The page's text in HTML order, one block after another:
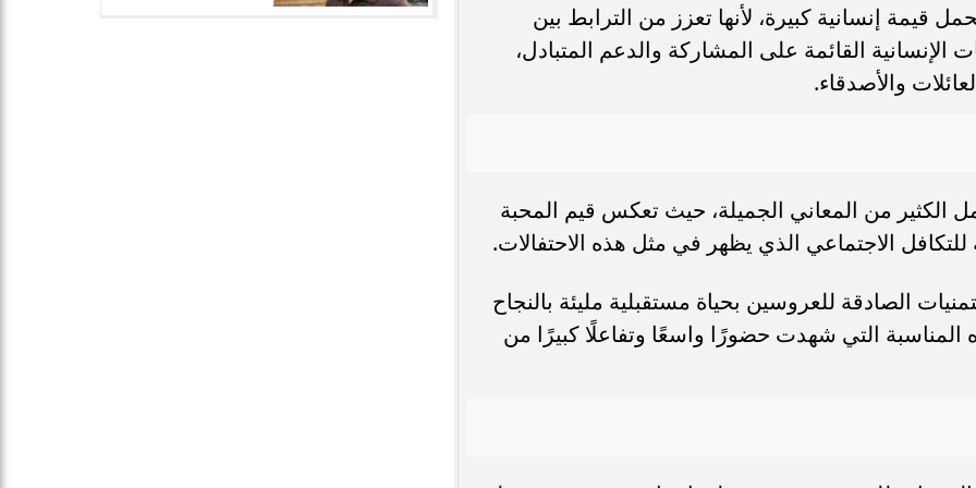
قيمة إنسانية كبيرة، لأنها تعزز من الترابط بين
الإنسانية القائمة على المشاركة والدعم المتبادل،
والأصدقاء.
الكثير من المعاني الجميلة، حيث تعكس قيم المحبة
الاجتماعي الذي يظهر في مثل هذه الاحتفالات.
الصادقة للعروسين بحياة مستقبلية مليئة بالنجاح
التي شهدت حضورًا واسعًا وتفاعلًا كبيرًا من